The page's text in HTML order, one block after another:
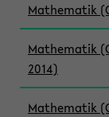
Mathematik
Mathematik
2014)
Mathematik